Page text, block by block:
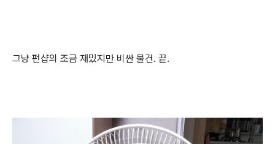
그냥 펀샵의 조금 재밌지만 비싼 물건. 끝.